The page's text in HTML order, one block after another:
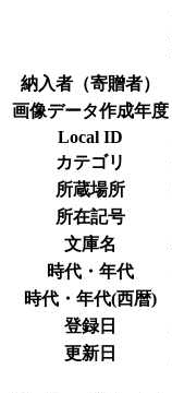
納入者（寄贈者）
画像データ作成年度
Local ID
カテゴリ
所蔵場所
所在記号
文庫名
時代・年代
時代・年代(西暦)
登録日
更新日